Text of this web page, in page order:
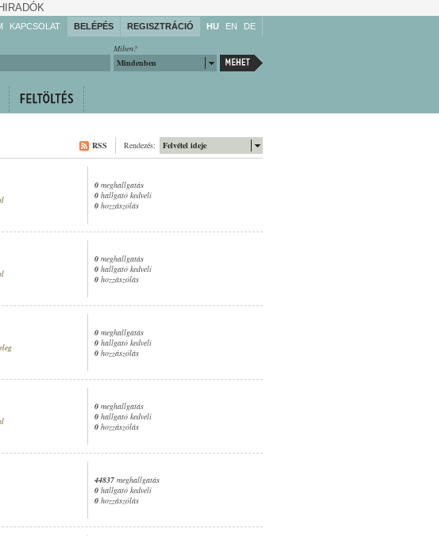
KAPCSOLAT BELÉPÉS REGISZTRÁCIÓ HU EN DE
Miben?
Mindenben
Felvétel ideje
Rendezés:
RSS
0 meghallgatás
0 hallgató kedveli
0 hozzászólás
0 meghallgatás
0 hallgató kedveli
0 hozzászólás
0 meghallgatás
0 hallgató kedveli
0 hozzászólás
0 meghallgatás
0 hallgató kedveli
0 hozzászólás
44837 meghallgatás
0 hallgató kedveli
0 hozzászólás